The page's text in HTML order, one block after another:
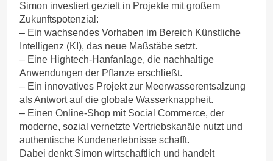
Simon investiert gezielt in Projekte mit großem
Zukunftspotenzial:
– Ein wachsendes Vorhaben im Bereich Künstliche
Intelligenz (KI), das neue Maßstäbe setzt.
– Eine Hightech-Hanfanlage, die nachhaltige
Anwendungen der Pflanze erschließt.
– Ein innovatives Projekt zur Meerwasserentsalzung
als Antwort auf die globale Wasserknappheit.
– Einen Online-Shop mit Social Commerce, der
moderne, sozial vernetzte Vertriebskanäle nutzt und
authentische Kundenerlebnisse schafft.
Dabei denkt Simon wirtschaftlich und handelt